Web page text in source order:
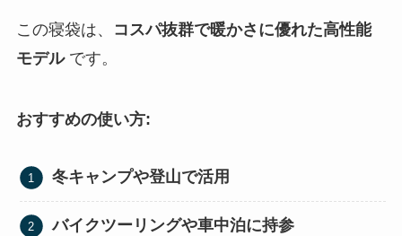
この寝袋は、
コスパ抜群で暖かさに優れた高性能
モデルです。
おすすめの使い方:
冬キャンプや登山で活用
バイクツーリングや車中泊に持参